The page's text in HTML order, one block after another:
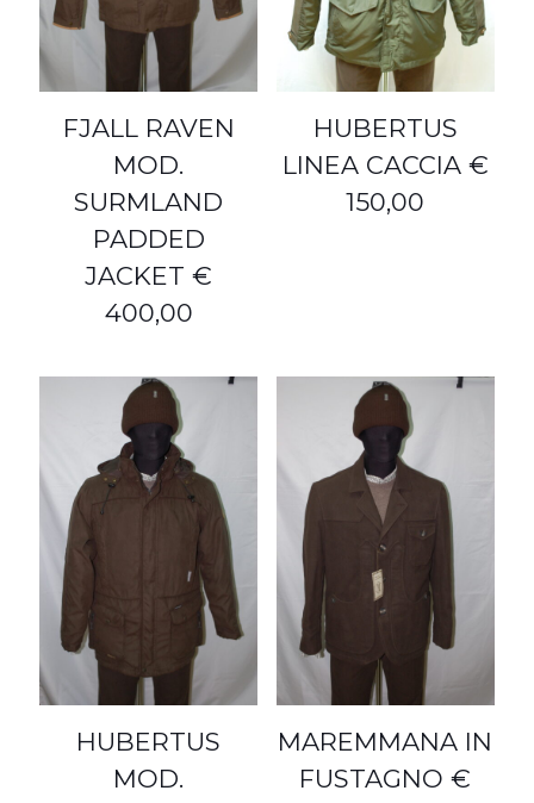
FJALL RAVEN
MOD.
SURMLAND
PADDED
JACKET €
400,00
HUBERTUS
LINEA CACCIA €
150,00
HUBERTUS
MOD.
MAREMMANA IN
FUSTAGNO €